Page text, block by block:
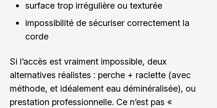
surface trop irrégulière ou texturée
impossibilité de sécuriser correctement la
corde
Si l’accès est vraiment impossible, deux
alternatives réalistes : perche + raclette (avec
méthode, et idéalement eau déminéralisée), ou
prestation professionnelle. Ce n’est pas «